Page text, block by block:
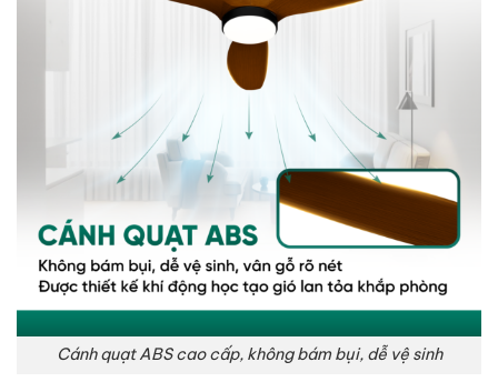
Cánh quạt ABS cao cấp, không bám bụi, dễ vệ sinh